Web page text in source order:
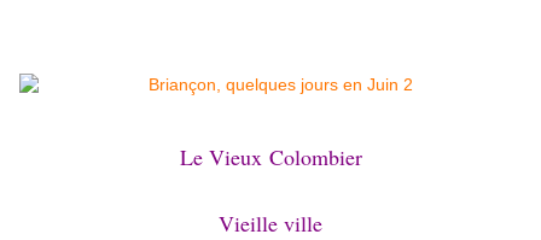
Le Vieux Colombier
Vieille ville